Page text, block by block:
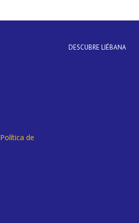
Política de
DESCUBRE LIÉBANA